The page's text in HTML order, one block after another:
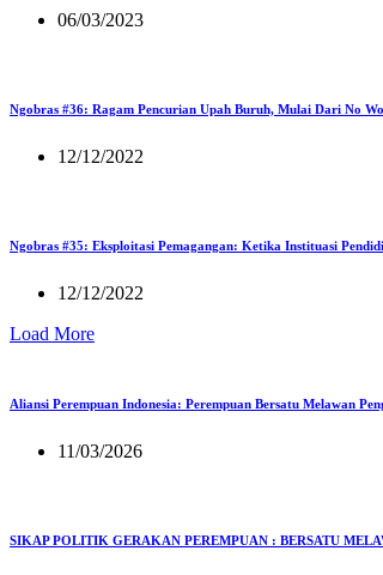
06/03/2023
Ngobras #36: Ragam Pencurian Upah Buruh, Mulai Dari No
12/12/2022
Ngobras #35: Eksploitasi Pemagangan: Ketika Instituasi
12/12/2022
Load More
Aliansi Perempuan Indonesia: Perempuan Bersatu Melawan
11/03/2026
SIKAP POLITIK GERAKAN PEREMPUAN : BERSATU